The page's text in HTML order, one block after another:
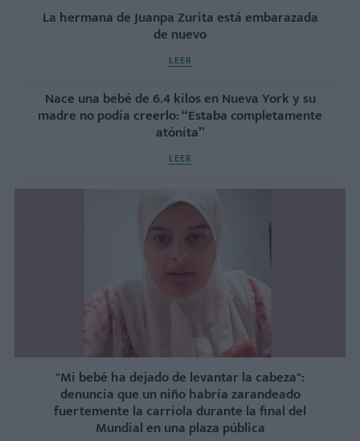
La hermana de Juanpa Zurita está embarazada
de nuevo
LEER
Nace una bebé de 6.4 kilos en Nueva York y su
madre no podía creerlo: “Estaba completamente
atónita”
LEER
"Mi bebé ha dejado de levantar la cabeza":
denuncia que un niño habría zarandeado
fuertemente la carriola durante la final del
Mundial en una plaza pública